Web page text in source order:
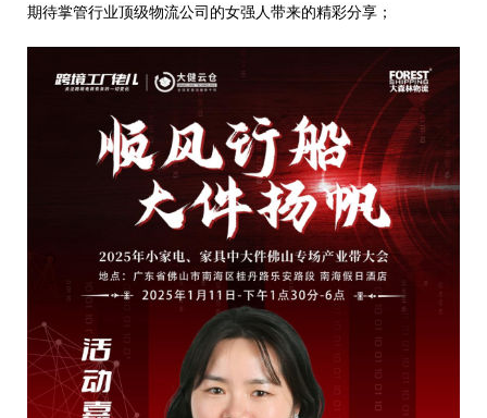
期待掌管行业顶级物流公司的女强人带来的精彩分享；